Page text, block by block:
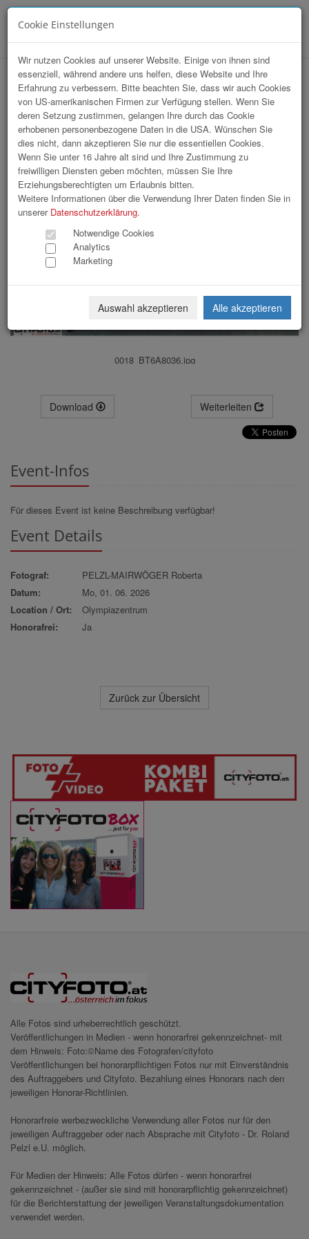
StartUp Sport / Charity Gourmet Abend
mit Johann Lafer
0018_BT6A8036.jpg
Download Weiterleiten
Event-Infos
Für dieses Event ist keine Beschreibung verfügbar!
Event Details
Fotograf:
PELZL-MAIRWÖGER Roberta
Datum:
Mo, 01. 06. 2026
Location / Ort:
Olympiazentrum
Honorafrei:
Ja
Zurück zur Übersicht
Alle Fotos sind urheberrechtlich geschützt.
Veröffentlichungen in Medien - wenn honorarfrei gekennzeichnet- mit
dem Hinweis: Foto:©Name des Fotografen/cityfoto
Veröffentlichungen bei honorarpflichtigen Fotos nur mit Einverständnis
des Auftraggebers und Cityfoto. Bezahlung eines Honorars nach den
jeweiligen Honorar-Richtlinien.
Honorarfreie werbezweckliche Verwendung aller Fotos nur für den
jeweiligen Auftraggeber oder nach Absprache mit Cityfoto - Dr. Roland
Pelzl e.U. möglich.
Für Medien der Hinweis: Alle Fotos dürfen - wenn honorarfrei
gekennzeichnet - (außer sie sind mit honorarpflichtig gekennzeichnet)
für die Berichterstattung der jeweiligen Veranstaltungsdokumentation
verwendet werden.
Cookie Einstellungen
Wir nutzen Cookies auf unserer Website. Einige von ihnen sind
essenziell, während andere uns helfen, diese Website und Ihre
Erfahrung zu verbessern. Bitte beachten Sie, dass wir auch Cookies
von US-amerikanischen Firmen zur Verfügung stellen. Wenn Sie
deren Setzung zustimmen, gelangen Ihre durch das Cookie
erhobenen personenbezogene Daten in die USA. Wünschen Sie
dies nicht, dann akzeptieren Sie nur die essentiellen Cookies.
Wenn Sie unter 16 Jahre alt sind und Ihre Zustimmung zu
freiwilligen Diensten geben möchten, müssen Sie Ihre
Erziehungsberechtigten um Erlaubnis bitten.
Weitere Informationen über die Verwendung Ihrer Daten finden Sie in
unserer Datenschutzerklärung.
Notwendige Cookies
Analytics
Marketing
Auswahl akzeptieren Alle akzeptieren